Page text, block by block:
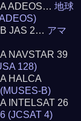
ADEOS…地球
JAS 2… アマ
NAVSTAR 39
128)
HALCA
B)
INTELSAT 26
(JCSAT 4)